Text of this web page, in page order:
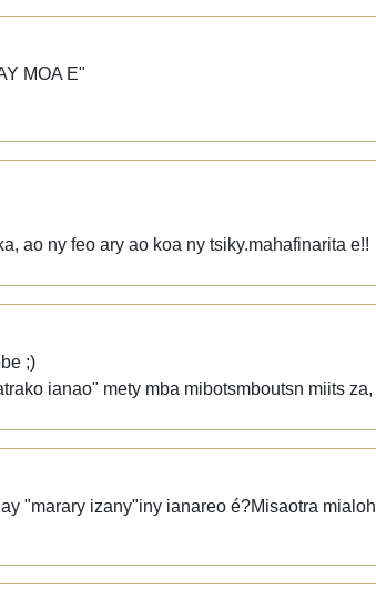
MOA E"
ao ny feo ary ao koa ny tsiky.mahafinarita e!!
;)
ianao" mety mba mibotsmboutsn miits
"marary izany"iny ianareo é?Misaotra